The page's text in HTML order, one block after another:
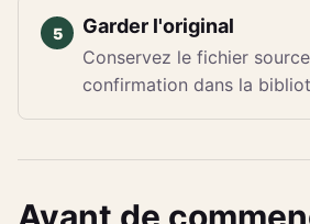
Garder l'original
Conservez le fichier
confirmation dans la